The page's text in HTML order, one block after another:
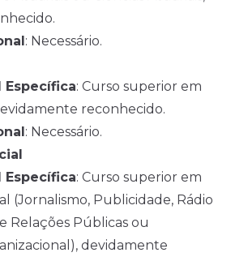
: Necessário.
Específica: Curso superior em
reconhecido.
: Necessário.
Específica: Curso superior em
(Jornalismo, Publicidade, Rádio
Relações Públicas ou
devidamente